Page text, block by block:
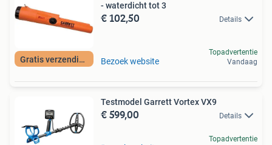
Gratis verzending
- waterdicht tot 3
€ 102,50 Details
Bezoek website
Topadvertentie
Vandaag
Testmodel Garrett Vortex VX9
€ 599,00 Details
Topadvertentie